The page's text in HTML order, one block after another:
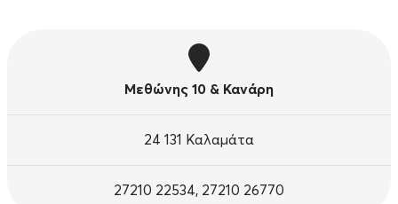
Μεθώνης 10 & Κανάρη
24 131 Καλαμάτα
27210 22534, 27210 26770